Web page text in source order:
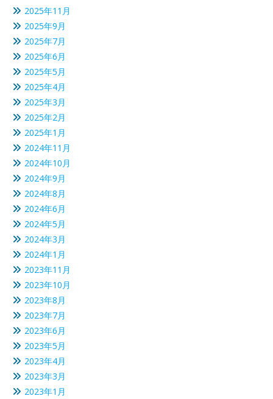
2025年11月
2025年9月
2025年7月
2025年6月
2025年5月
2025年4月
2025年3月
2025年2月
2025年1月
2024年11月
2024年10月
2024年9月
2024年8月
2024年6月
2024年5月
2024年3月
2024年1月
2023年11月
2023年10月
2023年8月
2023年7月
2023年6月
2023年5月
2023年4月
2023年3月
2023年1月